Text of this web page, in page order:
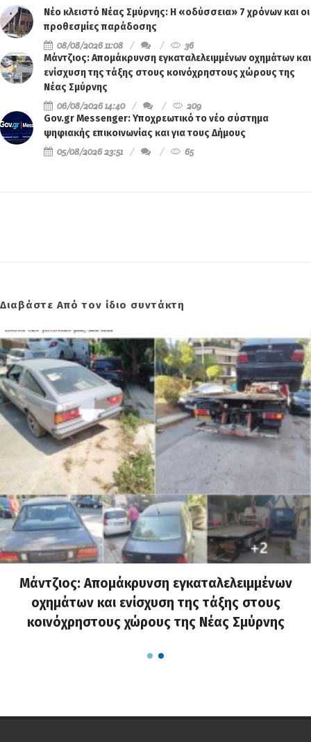
Νέο κλειστό Νέας Σμύρνης: Η «οδύσσεια» 7 χρόνων και οι
προθεσμίες παράδοσης
08/08/2026 11:08
36
Μάντζιος: Απομάκρυνση εγκαταλελειμμένων οχημάτων και
ενίσχυση της τάξης στους κοινόχρηστους χώρους της
Νέας Σμύρνης
06/08/2026 14:40
209
Gov.gr Messenger: Υποχρεωτικό το νέο σύστημα
ψηφιακής επικοινωνίας και για τους Δήμους
05/08/2026 23:51
65
Διαβάστε Από τον ίδιο συντάκτη
Μάντζιος: Απομάκρυνση εγκαταλελειμμένων
οχημάτων και ενίσχυση της τάξης στους
κοινόχρηστους χώρους της Νέας Σμύρνης